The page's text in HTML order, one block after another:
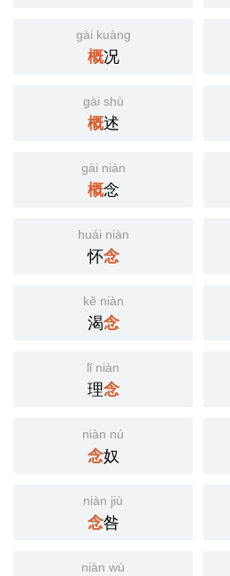
gài kuàng
概况
gài shù
概述
gài niàn
概念
huái niàn
怀念
kě niàn
渴念
lǐ niàn
理念
niàn nú
念奴
niàn jiù
念咎
niàn wù